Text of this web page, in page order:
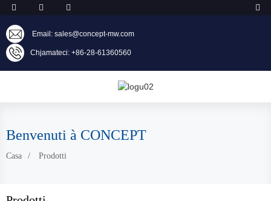
Email: sales@concept-mw.com
Chjamateci: +86-28-61360560
Benvenuti à CONCEPT
Casa Prodotti